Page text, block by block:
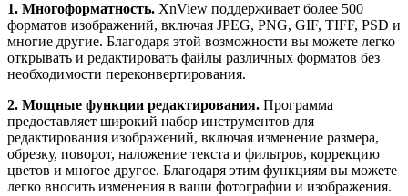
1. Многоформатность. XnView поддерживает более 500
форматов изображений, включая JPEG, PNG, GIF, TIFF, PSD и
многие другие. Благодаря этой возможности вы можете легко
открывать и редактировать файлы различных форматов без
необходимости переконвертирования.
2. Мощные функции редактирования. Программа
предоставляет широкий набор инструментов для
редактирования изображений, включая изменение размера,
обрезку, поворот, наложение текста и фильтров, коррекцию
цветов и многое другое. Благодаря этим функциям вы можете
легко вносить изменения в ваши фотографии и изображения.